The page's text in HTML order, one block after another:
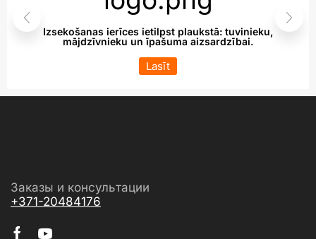
Izsekošanas ierīces ietilpst plaukstā: tuvinieku,
mājdzīvnieku un īpašuma aizsardzībai.
Lasīt
Заказы и консультации
+371-20484176